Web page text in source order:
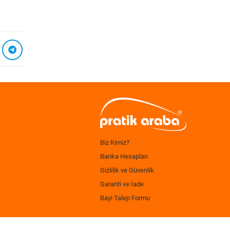
Biz Kimiz?
Banka Hesapları
Gizlilik ve Güvenlik
Garanti ve İade
Bayi Talep Formu